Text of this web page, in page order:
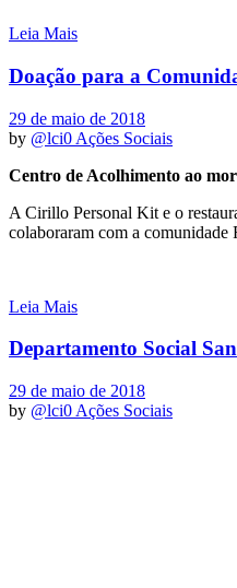
Leia Mais
Doação para a
29 de maio de 2018
by @lci0 Ações Sociais
Centro de Acolhimento ao
A Cirillo Personal Kit e o
colaboraram com a comunidade
Leia Mais
Departamento Social
29 de maio de 2018
by @lci0 Ações Sociais